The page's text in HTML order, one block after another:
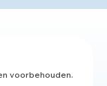
voorbehouden.